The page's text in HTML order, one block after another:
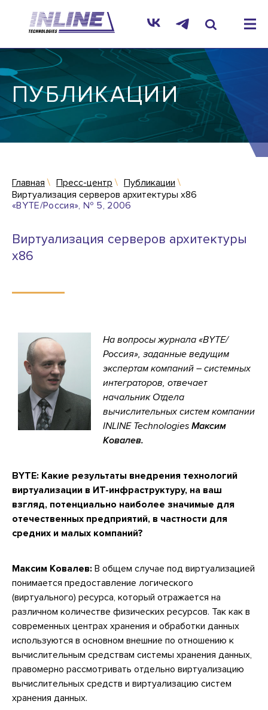
ПУБЛИКАЦИИ
Главная Пресс-центр
Публикации
Виртуализация серверов архитектуры х86
«BYTE/Россия», № 5, 2006
Виртуализация серверов архитектуры
х86
На вопросы журнала «BYTE/
Россия», заданные ведущим
экспертам компаний – системных
интеграторов, отвечает
начальник Отдела
вычислительных систем компании
INLINE TechnologiesМаксим
Ковалев.
BYTE: Какие результаты внедрения технологий
виртуализации в ИT-инфраструктуру, на ваш
взгляд, потенциально наиболее значимые для
отечественных предприятий, в частности для
средних и малых компаний?
Максим Ковалев: В общем случае под виртуализацией
понимается предоставление логического
(виртуального) ресурса, который отражается на
различном количестве физических ресурсов. Так как в
современных центрах хранения и обработки данных
используются в основном внешние по отношению к
вычислительным средствам системы хранения данных,
правомерно рассмотривать отдельно виртуализацию
вычислительных средств и виртуализацию систем
хранения данных.